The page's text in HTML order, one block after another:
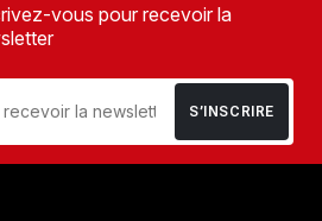
vous pour recevoir la
S’INSCRIRE